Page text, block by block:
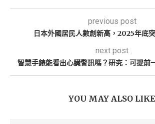
previous post
日本外國居民人數創新高，2025年底
next post
智慧手錶能看出心臟警訊嗎？研究：可提前
YOU MAY ALSO LIKE